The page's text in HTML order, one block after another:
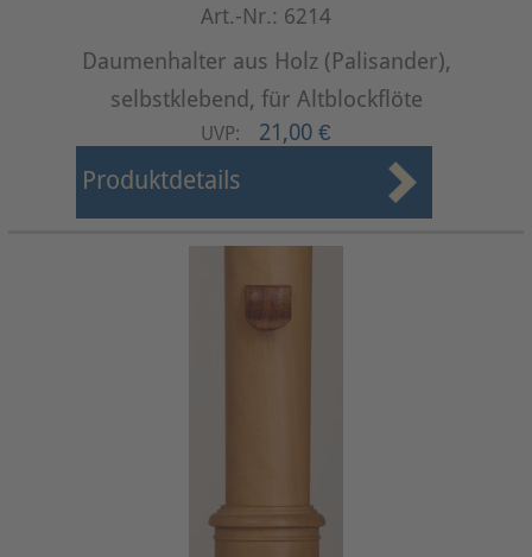
Art.-Nr.: 6214
Daumenhalter aus Holz (Palisander),
selbstklebend, für Altblockflöte
UVP: 21,00 €
Produktdetails